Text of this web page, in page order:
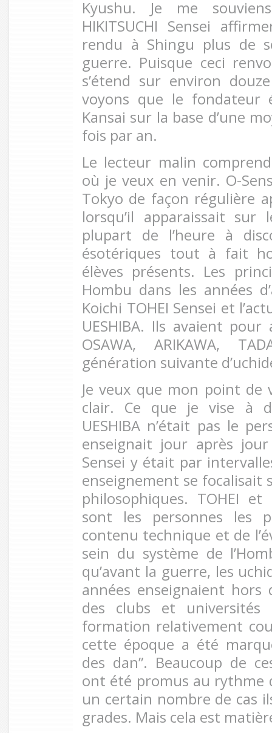
Kyushu. Je me
HIKITSUCHI Sensei
rendu à Shingu plus de
guerre. Puisque ceci
s’étend sur environ
voyons que le fondateur
Kansai sur la base d’une
fois par an.
Le lecteur malin
où je veux en venir. O-
Tokyo de façon régulière
lorsqu’il apparaissait
plupart de l’heure à
ésotériques tout à fait
élèves présents. Les
Hombu dans les années
Koichi TOHEI Sensei et
UESHIBA. Ils avaient pour
OSAWA, ARIKAWA,
génération suivante
Je veux que mon point
clair. Ce que je vise à
UESHIBA n’était pas le
enseignait jour après
Sensei y était par
enseignement se focalisait
philosophiques. TOHEI et
sont les personnes les
contenu technique et de
sein du système de
qu’avant la guerre, les
années enseignaient hors
des clubs et
formation relativement
cette époque a été
des dan”. Beaucoup de
ont été promus au rythme
un certain nombre de cas
grades. Mais cela est